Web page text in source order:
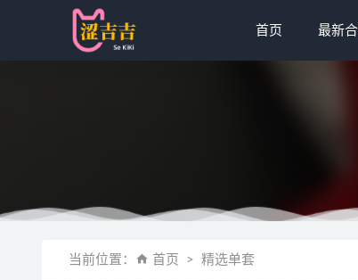
首页 最新
当前位置： 首页 精选单套